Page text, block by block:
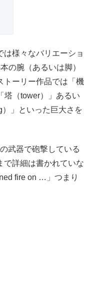
は様々なバリエーショ
の腕（あるいは脚）
トーリー作品では「機
塔（tower）」あるい
」といった巨大さを
武器で砲撃している
で詳細は書かれていな
fire on …」つまり